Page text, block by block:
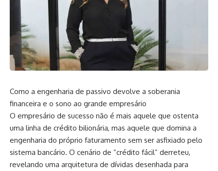
Como a engenharia de passivo devolve a soberania
financeira e o sono ao grande empresário
O empresário de sucesso não é mais aquele que ostenta
uma linha de crédito bilionária, mas aquele que domina a
engenharia do próprio faturamento sem ser asfixiado pelo
sistema bancário. O cenário de “crédito fácil” derreteu,
revelando uma arquitetura de dívidas desenhada para